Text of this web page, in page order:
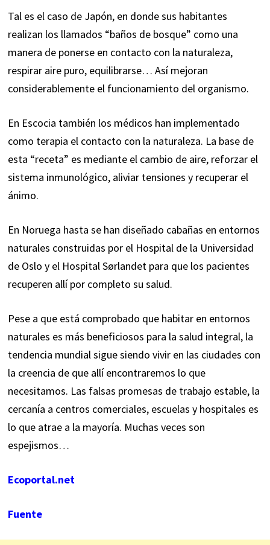
Tal es el caso de Japón, en donde sus habitantes
realizan los llamados “baños de bosque” como una
manera de ponerse en contacto con la naturaleza,
respirar aire puro, equilibrarse… Así mejoran
considerablemente el funcionamiento del organismo.
En Escocia también los médicos han implementado
como terapia el contacto con la naturaleza. La base de
esta “receta” es mediante el cambio de aire, reforzar el
sistema inmunológico, aliviar tensiones y recuperar el
ánimo.
En Noruega hasta se han diseñado cabañas en entornos
naturales construidas por el Hospital de la Universidad
de Oslo y el Hospital Sørlandet para que los pacientes
recuperen allí por completo su salud.
Pese a que está comprobado que habitar en entornos
naturales es más beneficiosos para la salud integral, la
tendencia mundial sigue siendo vivir en las ciudades con
la creencia de que allí encontraremos lo que
necesitamos. Las falsas promesas de trabajo estable, la
cercanía a centros comerciales, escuelas y hospitales es
lo que atrae a la mayoría. Muchas veces son
espejismos…
Ecoportal.net
Fuente